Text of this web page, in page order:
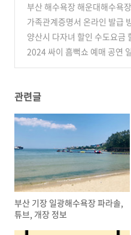
(0)
부산 해수욕장 해운대해수욕
워장, 족욕탕 정보
(0)
가족관계증명서 온라인 발급
보관
(0)
양산시 다자녀 할인 수도요금
(0)
2024 싸이 흠뻑쇼 예매 공연
관련글
부산 기장 일광해수욕장 파라솔,
튜브, 개장 정보